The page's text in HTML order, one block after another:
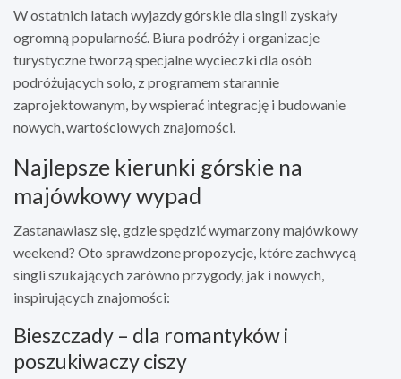
W ostatnich latach wyjazdy górskie dla singli zyskały
ogromną popularność. Biura podróży i organizacje
turystyczne tworzą specjalne wycieczki dla osób
podróżujących solo, z programem starannie
zaprojektowanym, by wspierać integrację i budowanie
nowych, wartościowych znajomości.
Najlepsze kierunki górskie na
majówkowy wypad
Zastanawiasz się, gdzie spędzić wymarzony majówkowy
weekend? Oto sprawdzone propozycje, które zachwycą
singli szukających zarówno przygody, jak i nowych,
inspirujących znajomości:
Bieszczady – dla romantyków i
poszukiwaczy ciszy